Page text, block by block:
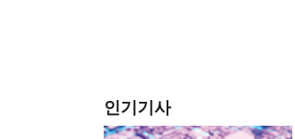
인기기사